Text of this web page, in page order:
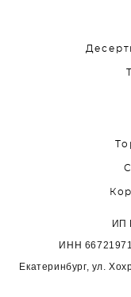
ИП
ИНН
Екатеринбург, ул.